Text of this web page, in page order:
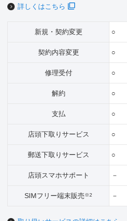
詳しくはこちら
新規・契約変更 ○
契約内容変更 ○
修理受付 ○
解約 ○
支払 ○
店頭下取りサービス ○
郵送下取りサービス ○
店頭スマホサポート －
SIMフリー端末販売※2 －